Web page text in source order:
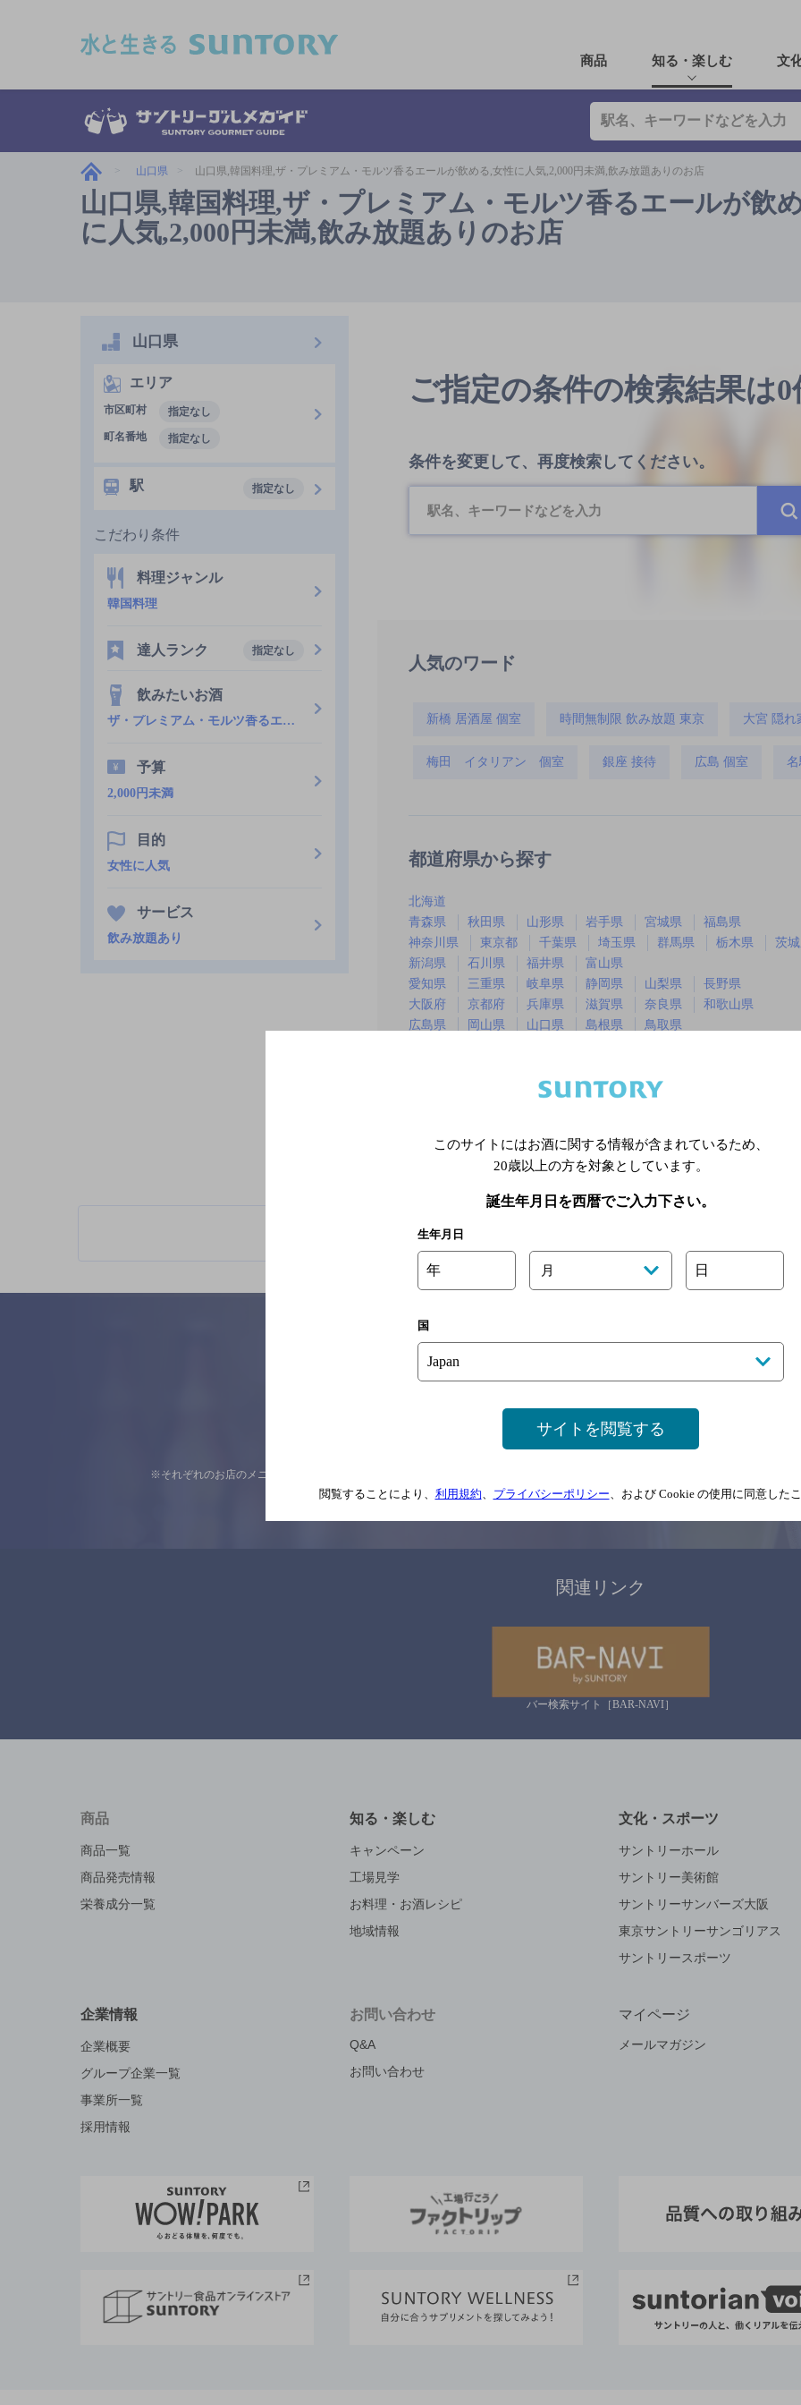
商品 知る・楽しむ 文
山口県 山口県,韓国料理,ザ・プレミアム・モルツ香るエールが飲める,女性に人気,2,000円未満,飲み放題ありのお店
山口県,韓国料理,ザ・プレミアム・モルツ香るエールが飲
に人気,2,000円未満,飲み放題ありのお店
ご指定の条件の検索結果は0
条件を変更して、再度検索してください。
人気のワード
新橋 居酒屋 個室 時間無制限 飲み放題 東京 大宮 隠れ
梅田 イタリアン 個室 銀座 接待 広島 個室
都道府県から探す
北海道
青森県
秋田県 山形県 岩手県 宮城県
福島県
神奈川県
東京都 千葉県 埼玉県 群馬県 栃木県
茨
新潟県
石川県 福井県
富山県
愛知県
三重県 岐阜県 静岡県 山梨県
長野県
大阪府
京都府 兵庫県 滋賀県 奈良県
和歌山県
広島県
岡山県 山口県 島根県
鳥取県
※店舗によりハイボール取り扱い銘
山口県
エリア
市区町村
指定なし
町名番地
指定なし
駅 指定なし
こだわり条件
料理ジャンル
韓国料理
達人ランク 指定なし
飲みたいお酒
ザ・プレミアム・モルツ香るエール
予算
2,000円未満
目的
女性に人気
サービス
飲み放題あり
ご意見・ご感想
※それぞれのお店のメニューや営業時間などの掲載情報については、 念のためお店にご確
関連リンク
バー検索サイト［BAR-NAVI］
商品
商品一覧
商品発売情報
栄養成分一覧
知る・楽しむ
キャンペーン
工場見学
お料理・お酒レシピ
地域情報
文化・スポーツ
サントリーホール
サントリー美術館
サントリーサンバーズ大阪
東京サントリーサンゴリアス
サントリースポーツ
企業情報
企業概要
グループ企業一覧
事業所一覧
採用情報
お問い合わせ
Q&A
お問い合わせ
マイページ
メールマガジン
このサイトにはお酒に関する情報が含まれているため、
20歳以上の方を対象としています。
誕生年月日を西暦でご入力下さい。
生年月日
年 月 日
国
サイトを閲覧する
閲覧することにより、 利用規約、 プライバシーポリシー、および Cookie の使用に同意した